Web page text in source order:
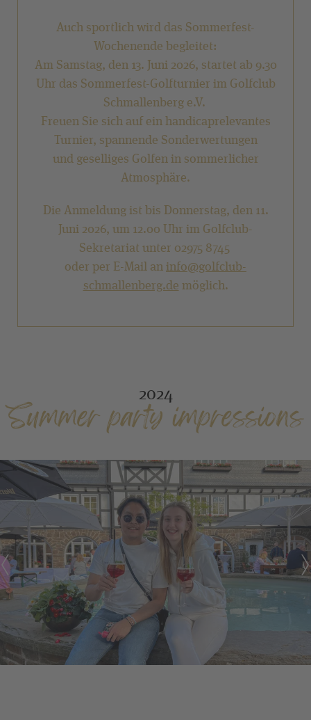
Auch sportlich wird das Sommerfest-
Wochenende begleitet:
Am Samstag, den 13. Juni 2026, startet ab 9.30
Uhr das Sommerfest-Golfturnier im Golfclub
Schmallenberg e.V.
Freuen Sie sich auf ein handicaprelevantes
Turnier, spannende Sonderwertungen
und geselliges Golfen in sommerlicher
Atmosphäre.
Die Anmeldung ist bis Donnerstag, den 11.
Juni 2026, um 12.00 Uhr im Golfclub-
Sekretariat unter 02975 8745
oder per E-Mail aninfo@golfclub-
schmallenberg.de möglich.
2024
Summer party impressions